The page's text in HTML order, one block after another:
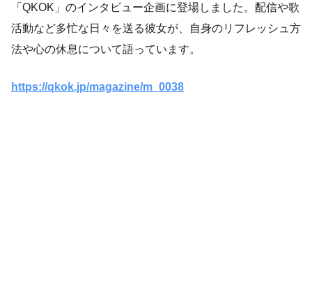
「QKOK」のインタビュー企画に登場しました。配信や歌
活動など多忙な日々を送る彼女が、自身のリフレッシュ方
法や心の休息について語っています。
https://qkok.jp/magazine/m_0038